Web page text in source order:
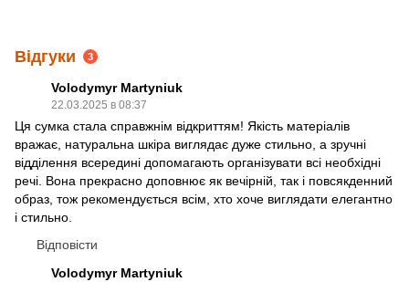
Відгуки 3
Volodymyr Martyniuk
22.03.2025 в 08:37
Ця сумка стала справжнім відкриттям! Якість матеріалів
вражає, натуральна шкіра виглядає дуже стильно, а зручні
відділення всередині допомагають організувати всі необхідні
речі. Вона прекрасно доповнює як вечірній, так і повсякденний
образ, тож рекомендується всім, хто хоче виглядати елегантно
і стильно.
Відповісти
Volodymyr Martyniuk